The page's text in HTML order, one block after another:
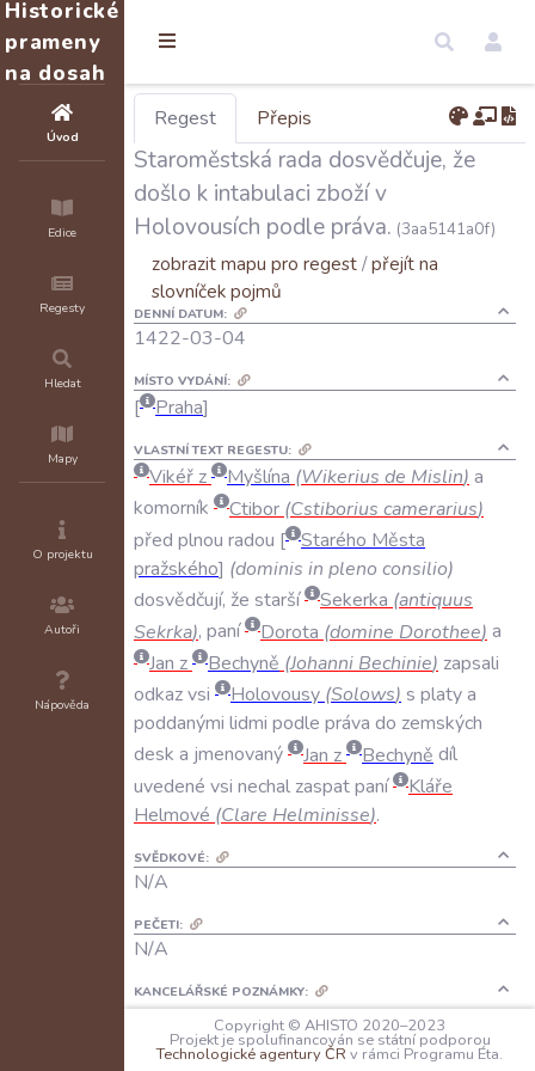
Historické
prameny
na dosah
Úvod
Edice
Regesty
Hledat
Mapy
O projektu
Autoři
Nápověda
Regest Přepis
Staroměstská rada dosvědčuje, že
došlo k intabulaci zboží v
Holovousích podle práva. (3aa5141a0f)
zobrazit mapu pro regest/přejít na
slovníček pojmů
DENNÍ DATUM:
1422-03-04
MÍSTO VYDÁNÍ:
Praha
VLASTNÍ TEXT REGESTU:
Vikéř z Myšlína (Wikerius de Mislin) a
komorník
Ctibor (Cstiborius camerarius)
před plnou radou Starého Města
pražského (dominis in pleno consilio)
dosvědčují, že starší Sekerka (antiquus
Sekrka), paní Dorota (domine Dorothee) a
Jan z Bechyně (Johanni Bechinie) zapsali
odkazvsi Holovousy (Solows) s platya
poddanými lidmi podle práva do zemských
desk a jmenovaný Jan z Bechyně díl
uvedené vsi nechal zaspatpaní
Kláře
Helmové (Clare Helminisse).
SVĚDKOVÉ:
N/A
PEČETI:
N/A
KANCELÁŘSKÉ POZNÁMKY:
N/A
JAZYK:
Copyright © AHISTO 2020–2023
Projekt je spolufinancován se státní podporou
Technologické agentury ČR v rámci Programu Éta.